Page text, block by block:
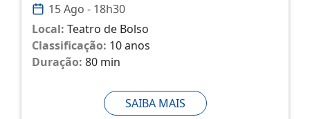
15 Ago - 18h30
Local: Teatro de Bolso
Classificação: 10 anos
Duração: 80 min
SAIBA MAIS